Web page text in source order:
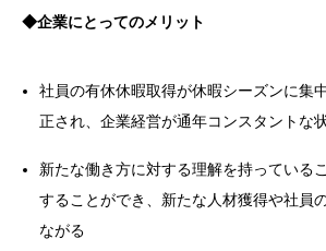
◆企業にとってのメリット
社員の有休休暇取得が休暇シーズンに集
正され、企業経営が通年コンスタントな
新たな働き方に対する理解を持っている
することができ、新たな人材獲得や社員
ながる